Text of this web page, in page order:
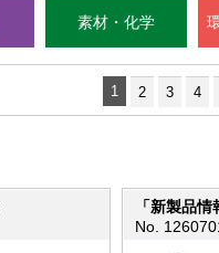
素材・化学
1 2 3 4
「新製品
No.